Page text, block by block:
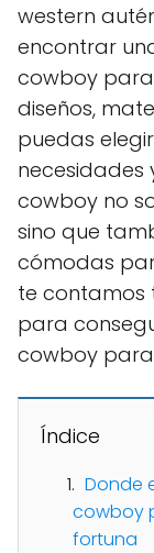
western
encontrar
cowboy
diseños,
puedas
necesidades
cowboy no
sino que
cómodas
te contamos
para
cowboy
Índice
Donde
cowboy
fortuna